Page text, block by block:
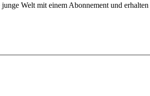
Welt mit einem Abonnement und